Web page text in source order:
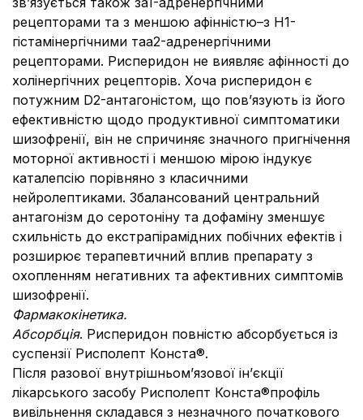
рецепторами та з меншою афінністю–з Н1-
гістамінергічними таa2-адренергічними
рецепторами. Рисперидон не виявляє афінності до
холінергічних рецепторів. Хоча рисперидон є
потужним D2-антагоністом, що пов’язують із його
ефективністю щодо продуктивної симптоматики
шизофренії, він не спричиняє значного пригнічення
моторної активності і меншою мірою індукує
каталепсію порівняно з класичними
нейролептиками. Збалансований центральний
антагонізм до серотоніну та дофаміну зменшує
схильність до екстрапірамідних побічних ефектів і
розширює терапевтичний вплив препарату з
охопленням негативних та афективних симптомів
шизофренії.
Фармакокінетика.
Абсорбція. Рисперидон повністю абсорбується із
суспензії Рисполепт Конста®.
Після разової внутрішньом’язової ін’єкції
лікарського засобу Рисполепт Конста®профіль
вивільнення складався з незначного початкового